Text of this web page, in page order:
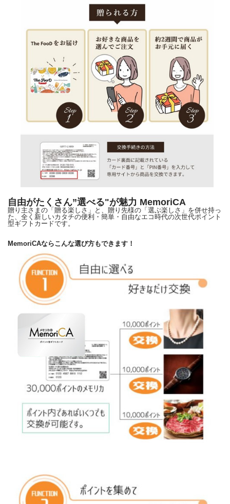
自由がたくさん”選べる"が魅力 MemoriCA
贈り主さまの「贈る楽しさ」と、贈り先様の「選ぶ楽しさ」を併せ持っ
た、全く新しいカタチの便利・簡単・自由なエコ時代の次世代ポイント
型ギフトカードです。
MemoriCAならこんな選び方もできます！